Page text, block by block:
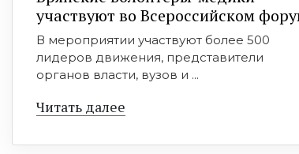
участвуют во Всероссийском
В мероприятии участвуют более 500
лидеров движения, представители
органов власти, вузов и ...
Читать далее